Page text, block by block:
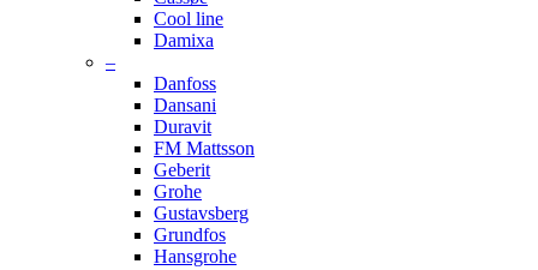
Cool line
Damixa
–
Danfoss
Dansani
Duravit
FM Mattsson
Geberit
Grohe
Gustavsberg
Grundfos
Hansgrohe